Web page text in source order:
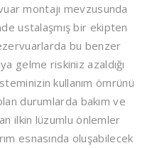
montajı mevzusunda
ustalaşmış bir ekipten
bu benzer
gelme riskiniz azaldığı
kullanım ömrünü
durumlarda bakım ve
ilkin lüzumlu önlemler
esnasında oluşabilecek